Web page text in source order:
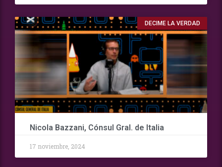
DECIME LA VERDAD
Nicola Bazzani, Cónsul Gral. de Italia
17 noviembre, 2024